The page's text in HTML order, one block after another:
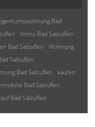
Bad
Immo Bad Salzuflen
Bad Salzuflen
Wohnung
Salzuflen
Bad Salzuflen
kaufen
Bad Salzuflen
Bad Salzuflen